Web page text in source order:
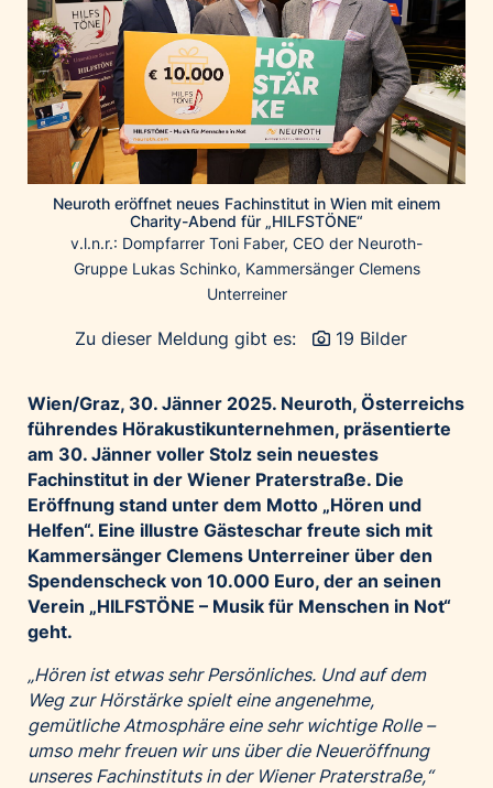
IT:U
JP Immobilien
JYSK
Kroatische Zentrale für Tourismus
List Holding Gruppe
Marble House
Mediaplus
Microsoft
Mondelēz Österreich
Ökopharm
Palfinger AG
Polestar
REXEL Austria
Starbucks
Superbrands Austria
Tante Fanny
win2day
Wolt
woom bikes
Neuroth eröffnet neues Fachinstitut in Wien mit einem
Charity-Abend für „HILFSTÖNE“
v.l.n.r.: Dompfarrer Toni Faber, CEO der Neuroth-
Gruppe Lukas Schinko, Kammersänger Clemens
Unterreiner
Zu dieser Meldung gibt es: 19 Bilder
Wien/Graz, 30. Jänner 2025. Neuroth, Österreichs
führendes Hörakustikunternehmen, präsentierte
am 30. Jänner voller Stolz sein neuestes
Fachinstitut in der Wiener Praterstraße. Die
Eröffnung stand unter dem Motto „Hören und
Helfen“. Eine illustre Gästeschar freute sich mit
Kammersänger Clemens Unterreiner über den
Spendenscheck von 10.000 Euro, der an seinen
Verein „HILFSTÖNE – Musik für Menschen in Not“
geht.
„Hören ist etwas sehr Persönliches. Und auf dem
Weg zur Hörstärke spielt eine angenehme,
gemütliche Atmosphäre eine sehr wichtige Rolle –
umso mehr freuen wir uns überdie Neueröffnung
unseres Fachinstituts in der Wiener Praterstraße,“